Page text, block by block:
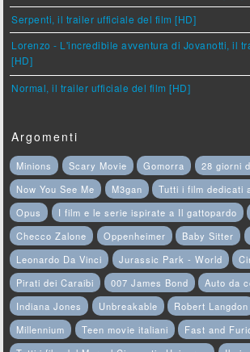
Serpenti, il trailer ufficiale del film [HD]
Lorenzo - L'incredibile avventura di Jovanotti, il
[HD]
Normal, il trailer ufficiale del film [HD]
Argomenti
Minions Scary Movie Gomorra
28 giorni
Now You See Me
M3gan
Tutti i film dedicati
Opus
I film e le serie ispirate a Il gattopardo
Checco Zalone
Oppenheimer Baby Sitter
Leonardo Da Vinci
Jurassic Park - World
Pirati dei Caraibi
007 James Bond Auto da
Indiana Jones
Unbreakable Robert Langdon
Millennium
Teen movie italiani
Fast and